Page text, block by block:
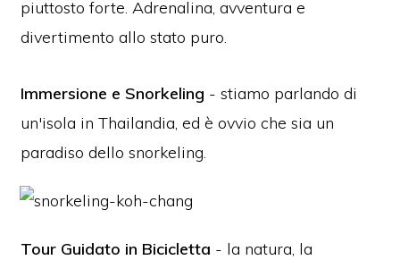
piuttosto forte. Adrenalina, avventura e
divertimento allo stato puro.
Immersione e Snorkeling - stiamo parlando di
un'isola in Thailandia, ed è ovvio che sia un
paradiso dello snorkeling.
Tour Guidato in Bicicletta - la natura, la